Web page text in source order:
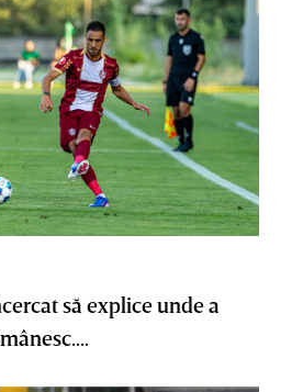
să explice unde a